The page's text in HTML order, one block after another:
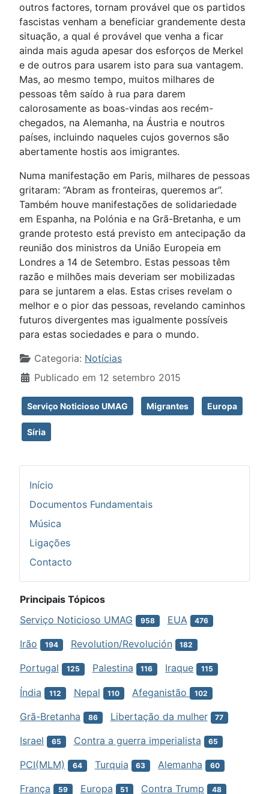
outros factores, tornam provável que os partidos
fascistas venham a beneficiar grandemente desta
situação, a qual é provável que venha a ficar
ainda mais aguda apesar dos esforços de Merkel
e de outros para usarem isto para sua vantagem.
Mas, ao mesmo tempo, muitos milhares de
pessoas têm saído à rua para darem
calorosamente as boas-vindas aos recém-
chegados, na Alemanha, na Áustria e noutros
países, incluindo naqueles cujos governos são
abertamente hostis aos imigrantes.
Numa manifestação em Paris, milhares de pessoas
gritaram: “Abram as fronteiras, queremos ar”.
Também houve manifestações de solidariedade
em Espanha, na Polónia e na Grã-Bretanha, e um
grande protesto está previsto em antecipação da
reunião dos ministros da União Europeia em
Londres a 14 de Setembro. Estas pessoas têm
razão e milhões mais deveriam ser mobilizadas
para se juntarem a elas. Estas crises revelam o
melhor e o pior das pessoas, revelando caminhos
futuros divergentes mas igualmente possíveis
para estas sociedades e para o mundo.
Detalhes
Categoria: Notícias
Publicado em 12 setembro 2015
Serviço Noticioso UMAG Migrantes Europa
Síria
Início
Documentos Fundamentais
Música
Ligações
Contacto
Principais Tópicos
Serviço Noticioso UMAG
958 EUA 476
Irão 194 Revolution/Revolución 182
Portugal 125 Palestina 116 Iraque 115
Índia 112 Nepal 110 Afeganistão 102
Grã-Bretanha 86 Libertação da mulher 77
Israel 65 Contra a guerra imperialista 65
PCI(MLM) 64 Turquia 63 Alemanha 60
França 59 Europa 51 Contra Trump 48